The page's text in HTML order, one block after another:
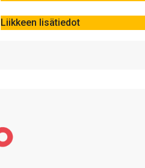
Liikkeen lisätiedot